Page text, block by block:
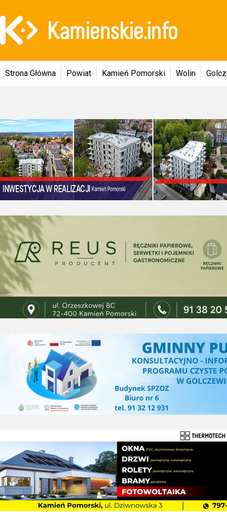
Strona Główna Powiat Kamień Pomorski Wolin